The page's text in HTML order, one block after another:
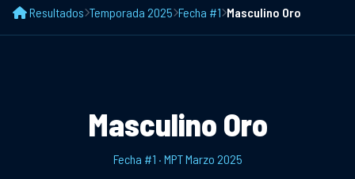
Resultados Temporada 2025 Fecha #1 Masculino Oro
Masculino Oro
Fecha #1 · MPT Marzo 2025